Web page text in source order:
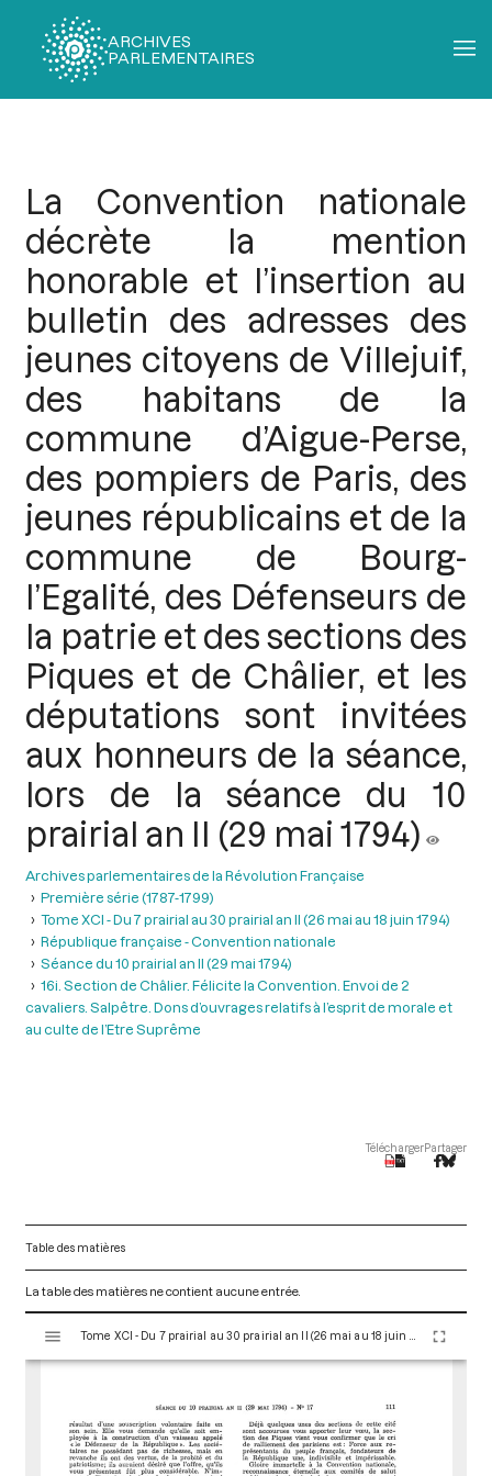
ARCHIVES
PARLEMENTAIRES
La Convention nationale
décrète la mention
honorable et l’insertion au
bulletin des adresses des
jeunes citoyens de Villejuif,
des habitans de la
commune d’Aigue-Perse,
des pompiers de Paris, des
jeunes républicains et de la
commune de Bourg-
l’Egalité, des Défenseurs de
la patrie et des sections des
Piques et de Châlier, et les
députations sont invitées
aux honneurs de la séance,
lors de la séance du 10
prairial an II (29 mai 1794)
Archives parlementaires de la Révolution Française
Première série (1787-1799)
Tome XCI - Du 7 prairial au 30 prairial an II (26 mai au 18 juin 1794)
République française - Convention nationale
Séance du 10 prairial an II (29 mai 1794)
16i. Section de Châlier. Félicite la Convention. Envoi de 2
cavaliers. Salpêtre. Dons d’ouvrages relatifs à l’esprit de morale et
au culte de l’Etre Suprême
TéléchargerPartager
Table des matières
La table des matières ne contient aucune entrée.
s